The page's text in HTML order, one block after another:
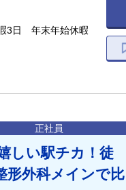
3日 年末年始休暇
正社員
しい駅チカ！徒
形外科メインで比